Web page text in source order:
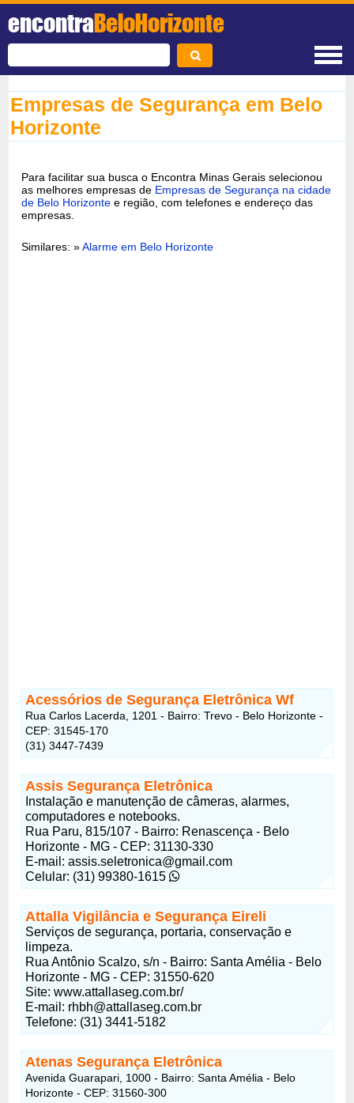
encontraBeloHorizonte
Empresas de Segurança em Belo
Horizonte
Para facilitar sua busca o Encontra Minas Gerais selecionou
as melhores empresas de Empresas de Segurança na cidade
de Belo Horizonte e região, com telefones e endereço das
empresas.
Similares: »Alarme em Belo Horizonte
Acessórios de Segurança Eletrônica Wf
Rua Carlos Lacerda, 1201 - Bairro: Trevo - Belo Horizonte -
CEP: 31545-170
(31) 3447-7439
Assis Segurança Eletrônica
Instalação e manutenção de câmeras, alarmes,
computadores e notebooks.
Rua Paru, 815/107 - Bairro: Renascença - Belo
Horizonte - MG - CEP: 31130-330
E-mail:assis.seletronica@gmail.com
Celular: (31) 99380-1615
Attalla Vigilância e Segurança Eireli
Serviços de segurança, portaria, conservação e
limpeza.
Rua Antônio Scalzo, s/n - Bairro: Santa Amélia - Belo
Horizonte - MG - CEP: 31550-620
Site: www.attallaseg.com.br/
E-mail: rhbh@attallaseg.com.br
Telefone: (31) 3441-5182
Atenas Segurança Eletrônica
Avenida Guarapari, 1000 - Bairro: Santa Amélia - Belo
Horizonte - CEP: 31560-300